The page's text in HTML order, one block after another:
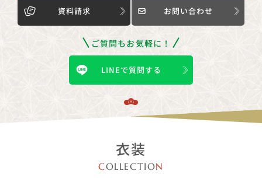
資料請求 お問い合わせ
ご質問もお気軽に！
LINEで質問する
衣装
COLLECTION